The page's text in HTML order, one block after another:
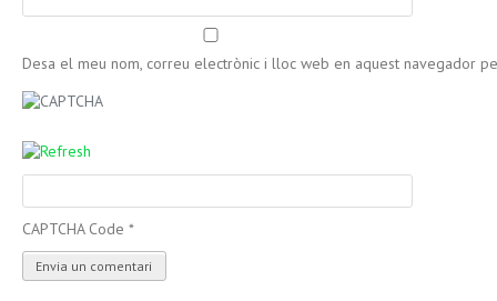
Desa el meu nom, correu electrònic i lloc web en aquest navegador
CAPTCHA Code *